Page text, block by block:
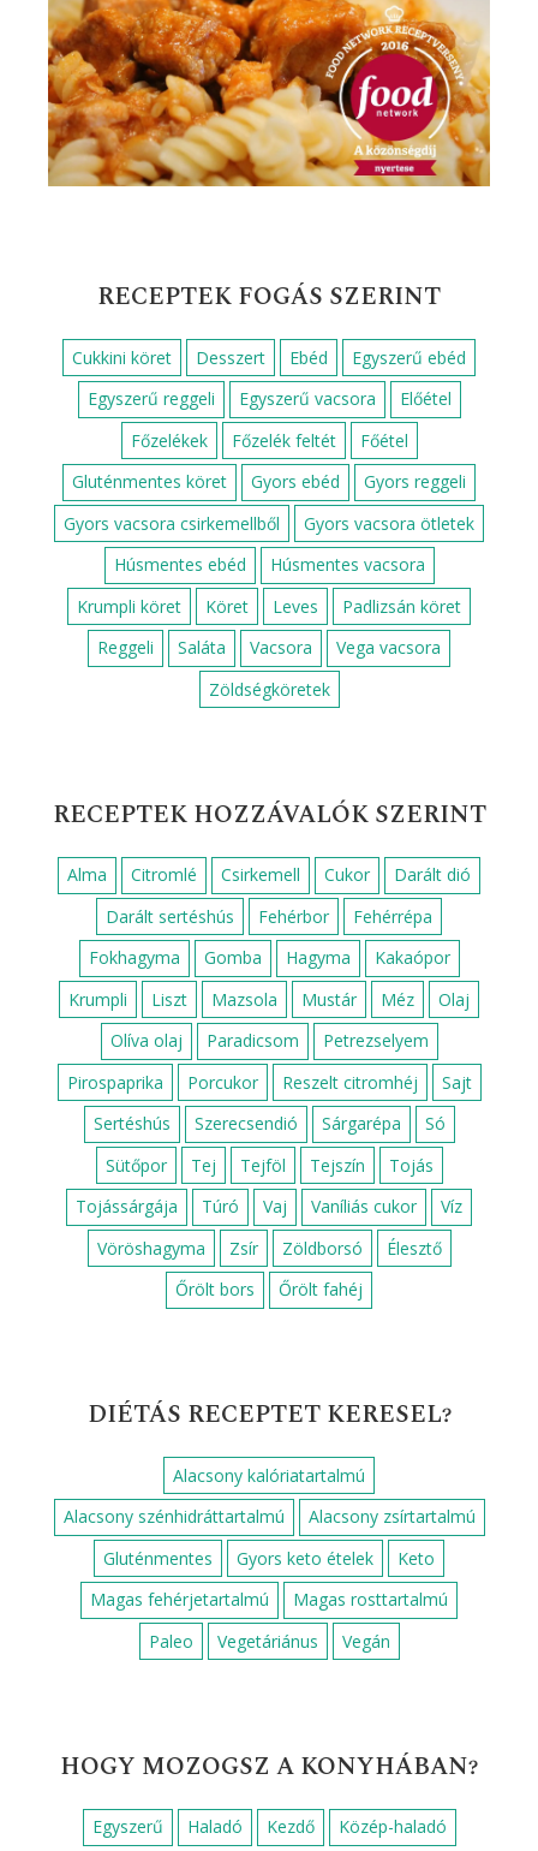
Nyári receptek
Palacsinta receptek
Saláták
Szilveszteri receptek
Sült hús
Sütemények, süti receptek
Tepsis ételek
Tojásételek
Tészta egytálételek
Tésztaételek
Tészták
Vasárnapi sütemények
Vega sütemények
Ünnepi sütemények
FOOD NETWORK KÖZÖNSÉGDÍJ
NYERTES RECEPT
RECEPTEK FOGÁS SZERINT
Cukkini köret Desszert Ebéd
Egyszerű ebéd
Egyszerű reggeli
Egyszerű vacsora
Előétel
Főzelékek
Főzelék feltét
Főétel
Gluténmentes köret
Gyors ebéd
Gyors reggeli
Gyors vacsora csirkemellből
Gyors vacsora ötletek
Húsmentes ebéd
Húsmentes vacsora
Krumpli köret
Köret Leves
Padlizsán köret
Reggeli
Saláta Vacsora
Vega vacsora
Zöldségköretek
Alma Citromlé Csirkemell Cukor
Darált dió
Darált sertéshús
Fehérbor
Fehérrépa
Fokhagyma
Gomba Hagyma
Kakaópor
Krumpli
Liszt Mazsola Mustár Méz
Olaj
Olíva olaj
Paradicsom
Petrezselyem
Tojássárgája
Túró Vaj Vaníliás cukor
Víz